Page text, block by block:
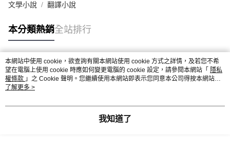
文學小說 翻譯小說
本分類熱銷全站排行
熱門標籤
本網站中使用 cookie，欲查詢有關本網站使用 cookie 方式之詳情，及若您不希
望在電腦上使用 cookie 時應如何變更電腦的 cookie 設定，請參閱本網站「 隱私
權條款 」之 Cookie 聲明。您繼續使用本網站即表示您同意本公司得按本網站使
用條款之 Cookie 聲明使用 cookie。
了解更多 >
我知道了